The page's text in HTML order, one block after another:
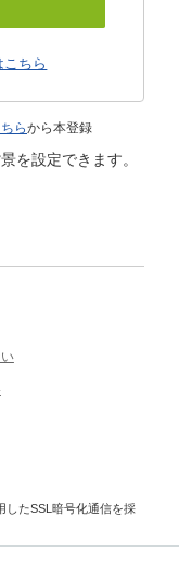
ちら
らから本登録
を設定できます。
したSSL暗号化通信を採